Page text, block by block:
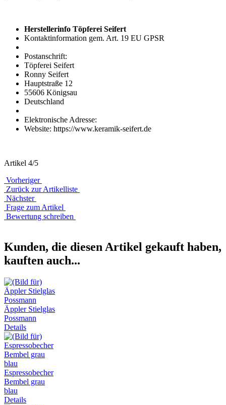
Herstellerinfo Töpferei Seifert
Kontaktinformation gem. Art. 19 EU GPSR
Postanschrift:
Töpferei Seifert
Ronny Seifert
Hauptstraße 12
55606 Königsau
Deutschland
Elektronische Adresse:
Website: https://www.keramik-seifert.de
Artikel 4/5
Vorheriger
Zurück zur Artikelliste
Nächster
Frage zum Artikel
Bewertung schreiben
Kunden, die diesen Artikel gekauft haben,
kauften auch...
Äppler Stielglas
Possmann
Details
Espressobecher
Bembel grau
blau
Details